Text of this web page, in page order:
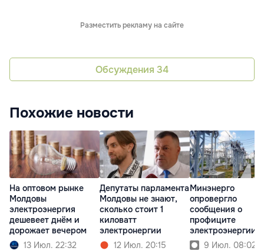
Разместить рекламу на сайте
Обсуждения 34
Похожие новости
На оптовом рынке
Молдовы
электроэнергия
дешевеет днём и
дорожает вечером
13 Июл. 22:32
Депутаты парламента
Молдовы не знают,
сколько стоит 1
киловатт
электронергии
12 Июл. 20:15
Минэнерго
опровергло
сообщения о
профиците
электроэнергии в
Молдове
9 Июл. 08:02